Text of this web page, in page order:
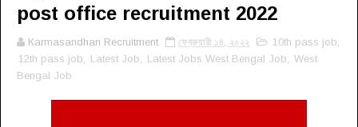
post office recruitment 2022
Karmasandhan Recruitment ফেব্রুয়ারী ১৪, ২০২২ 10th pass job
12th pass job
Latest Job Latest Jobs West Bengal Job
West
Bengal Job